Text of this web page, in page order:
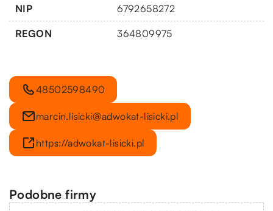
NIP 6792658272
REGON 364809975
48502598490
marcin.lisicki@adwokat-lisicki.pl
https://adwokat-lisicki.pl
Podobne firmy